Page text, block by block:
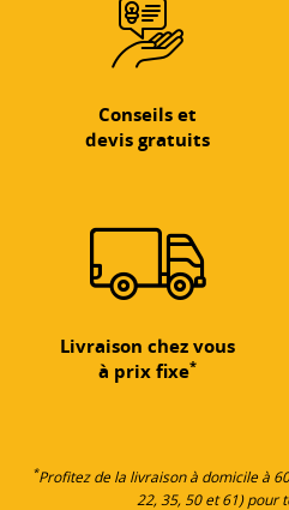
Conseils et
devis gratuits
Livraison chez vous
à prix fixe*
*Profitez de la livraison à domicile à
22, 35, 50 et 61) pour